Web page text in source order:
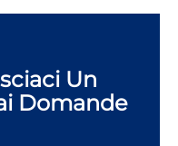
Un
Domande